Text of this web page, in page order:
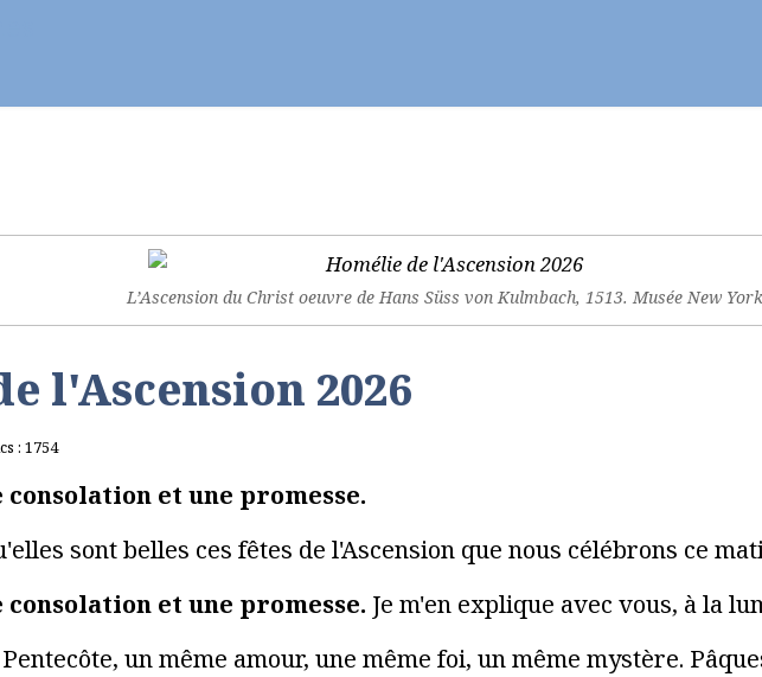
L’Ascension du Christ oeuvre de Hans Süss von Kulmbach, 1513. Musée New York
l'Ascension 2026
: 1754
consolation et une promesse.
sont belles ces fêtes de l'Ascension que nous célébrons ce
consolation et une promesse. Je m'en explique avec vous, à la
un même amour, une même foi, un même mystère.